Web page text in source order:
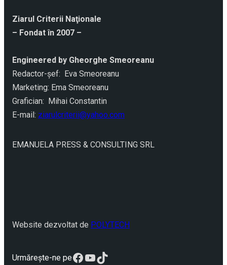
Ziarul Criterii Naţionale
– Fondat în 2007 –
Engineered by Gheorghe Smeoreanu
Redactor-şef: Eva Smeoreanu
Marketing: Ema Smeoreanu
Grafician: Mihai Constantin
E-mail: ziarulcriterii@yahoo.com
EMANUELA PRESS & CONSULTING SRL
Website dezvoltat de POLYTECH
Urmărește-ne peFacebook
YouTube
TikTok